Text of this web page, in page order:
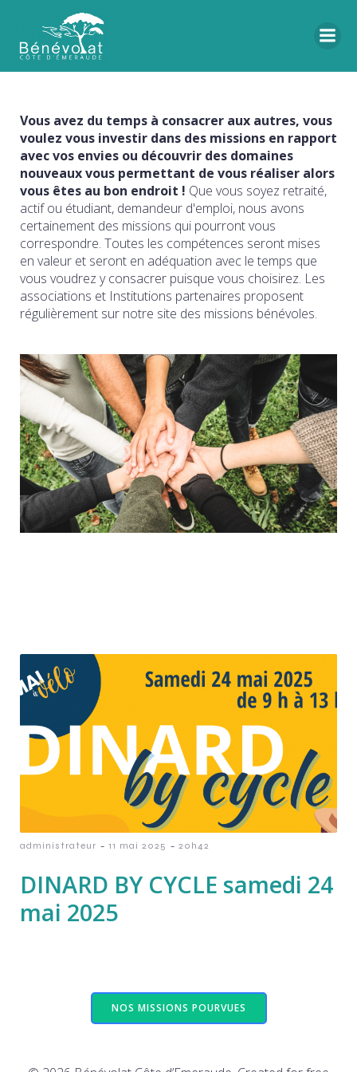
Vous avez du temps à consacrer aux autres, vous
voulez vous investir dans des missions en rapport
avec vos envies ou découvrir des domaines
nouveaux vous permettant de vous réaliser alors
vous êtes au bon endroit ! Que vous soyez retraité,
actif ou étudiant, demandeur d'emploi, nous avons
certainement des missions qui pourront vous
correspondre. Toutes les compétences seront mises
en valeur et seront en adéquation avec le temps que
vous voudrez y consacrer puisque vous choisirez. Les
associations et Institutions partenaires proposent
régulièrement sur notre site des missions bénévoles.
administrateur - 11 mai 2025 - 20h42
DINARD BY CYCLE samedi 24
mai 2025
NOS MISSIONS POURVUES